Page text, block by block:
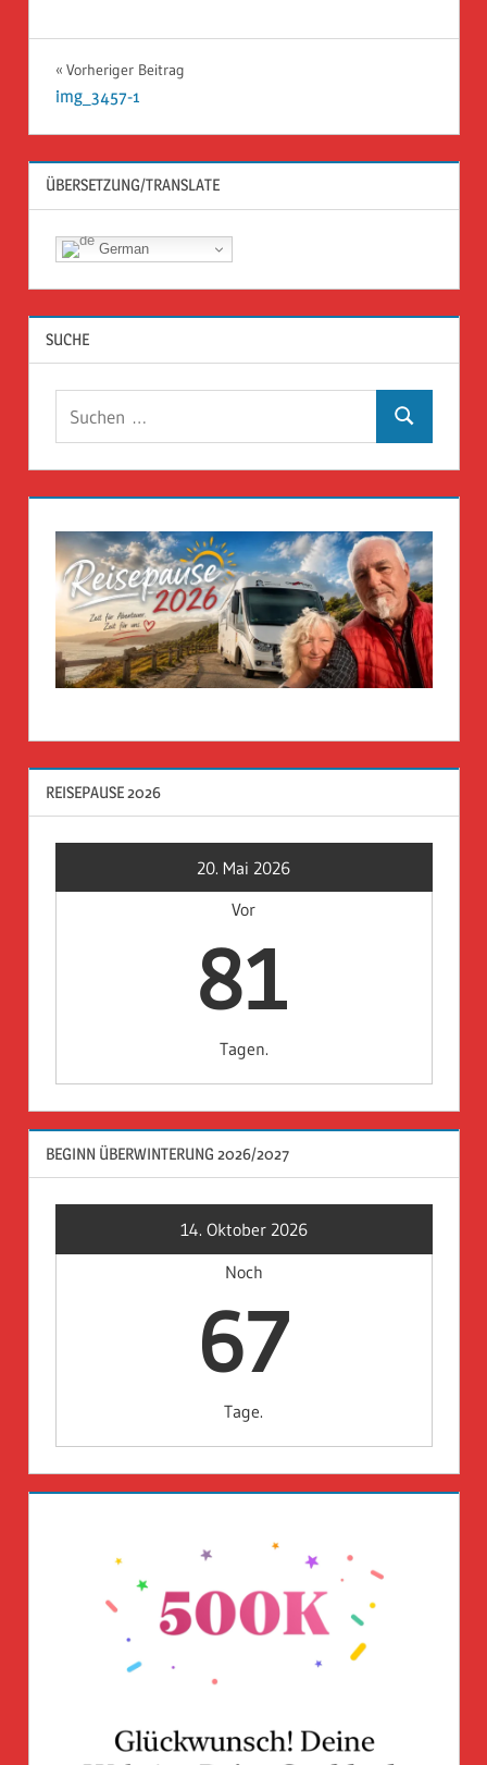
Beitragsnavigation
Vorheriger Beitrag
img_3457-1
ÜBERSETZUNG/TRANSLATE
German
SUCHE
Suchen
REISEPAUSE 2026
20. Mai 2026
Vor
81
Tagen.
BEGINN ÜBERWINTERUNG 2026/2027
14. Oktober 2026
Noch
67
Tage.